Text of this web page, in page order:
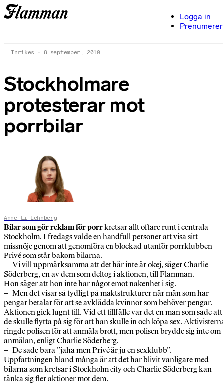
Logga in
Inrikes 8 september, 2010
Stockholmare
protesterar mot
porrbilar
Anne-Li Lehnberg
Bilar som gör reklam för porrkretsar allt oftare runt i centrala
Stockholm. I fredags valde en handfull personer att visa sitt
missnöje genom att genomföra en blockad utanför porrklubben
Privé som står bakom bilarna.
– Vi vill uppmärksamma att det här inte är okej, säger Charlie
Söderberg, en av dem som deltog i aktionen, till Flamman.
Hon säger att hon inte har något emot nakenhet i sig.
– Men det visar så tydligt på maktstrukturer när män som har
pengar betalar för att se avklädda kvinnor som behöver pengar.
Aktionen gick lugnt till. Vid ett tillfälle var det en man som sade att
de skulle flytta på sig för att han skulle in och köpa sex.
ringde polisen för att anmäla brott, men polisen brydde sig inte om
anmälan, enligt Charlie Söderberg.
– De sade bara ”jaha men Privé är ju en sexklubb”.
Uppfattningen bland många är att det har blivit vanligare med
bilarna som kretsar i Stockholm city och Charlie Söderberg kan
tänka sig fler aktioner mot dem.